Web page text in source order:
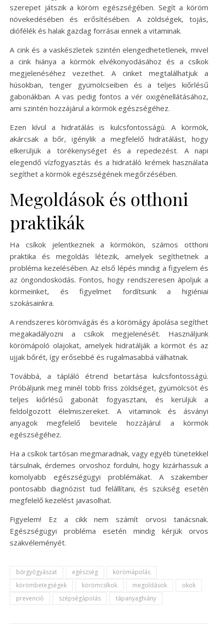
szerepet játszik a köröm egészségében. Segít a köröm
növekedésében és erősítésében. A zöldségek, tojás,
diófélék és halak gazdag forrásai ennek a vitaminak.
A cink és a vaskészletek szintén elengedhetetlenek, mivel
a cink hiánya a körmök elvékonyodásához és a csíkok
megjelenéséhez vezethet. A cinket megtalálhatjuk a
húsokban, tenger gyümölcseiben és a teljes kiőrlésű
gabonákban. A vas pedig fontos a vér oxigénellátásához,
ami szintén hozzájárul a körmök egészségéhez.
Ezen kívül a hidratálás is kulcsfontosságú. A körmök,
akárcsak a bőr, igénylik a megfelelő hidratálást, hogy
elkerüljük a törékenységet és a repedezést. A napi
elegendő vízfogyasztás és a hidratáló krémek használata
segíthet a körmök egészségének megőrzésében.
Megoldások és otthoni
praktikák
Ha csíkok jelentkeznek a körmökön, számos otthoni
praktika és megoldás létezik, amelyek segíthetnek a
probléma kezelésében. Az első lépés mindig a figyelem és
az öngondoskodás. Fontos, hogy rendszeresen ápoljuk a
körmeinket, és figyelmet fordítsunk a higiéniai
szokásainkra.
A rendszeres körömvágás és a körömágy ápolása segíthet
megakadályozni a csíkok megjelenését. Használjunk
körömápoló olajokat, amelyek hidratálják a körmöt és az
ujjak bőrét, így erősebbé és rugalmasabbá válhatnak.
Továbbá, a tápláló étrend betartása kulcsfontosságú.
Próbáljunk meg minél több friss zöldséget, gyümölcsöt és
teljes kiőrlésű gabonát fogyasztani, és kerüljük a
feldolgozott élelmiszereket. A vitaminok és ásványi
anyagok megfelelő bevitele hozzájárul a körmök
egészségéhez.
Ha a csíkok tartósan megmaradnak, vagy egyéb tünetekkel
társulnak, érdemes orvoshoz fordulni, hogy kizárhassuk a
komolyabb egészségügyi problémákat. A szakember
pontosabb diagnózist tud felállítani, és szükség esetén
megfelelő kezelést javasolhat.
Figyelem! Ez a cikk nem számít orvosi tanácsnak.
Egészségügyi probléma esetén mindig kérjük orvos
szakvéleményét.
bőrgyógyászat egészség
körömápolás
körömbetegségek
körömcsíkok megoldások
okok
prevenció
szépségápolás tápanyaghiány